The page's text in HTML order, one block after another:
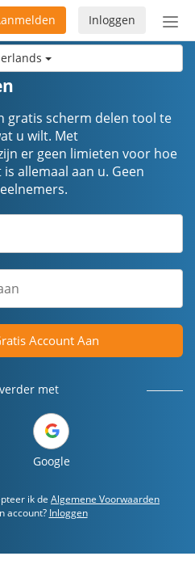
Inloggen
gratis scherm delen tool te
u wilt. Met
er geen limieten voor hoe
allemaal aan u. Geen
Account Aan
met
Google
ik de Algemene Voorwaarden
account? Inloggen